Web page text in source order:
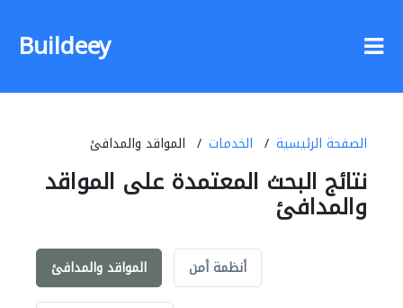
Buildeey
الصفحة الرئيسية الخدمات المواقد والمدافئ
نتائج البحث المعتمدة على المواقد
والمدافئ
المواقد والمدافئ أنظمة أمن